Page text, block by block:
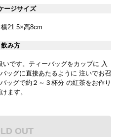
ージサイズ
21.5×高8cm
飲み方
です。ティーバッグをカップに 入
ッグに直接あたるように 注いでお召
ッグで約２～３杯分 の紅茶をお作り
ます。
OUT